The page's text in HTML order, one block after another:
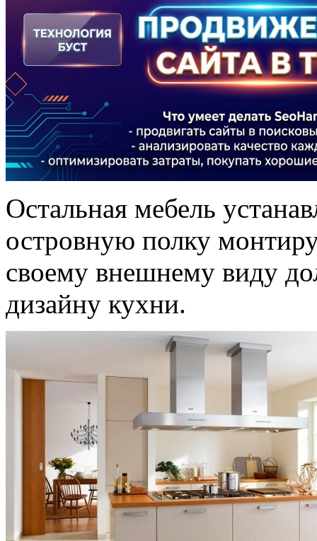
Остальная мебель
островную полку
своему внешнему виду
дизайну кухни.